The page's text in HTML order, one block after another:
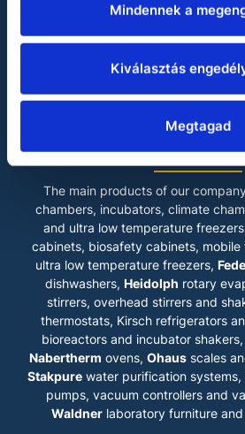
Mindennek a
Kiválasztás
Megtagad
Heidolph
Julabo
Miele
Waldner
LABOKRAFT
The main products of our
chambers, incubators, climate
and ultra low temperature
cabinets, biosafety cabinets,
ultra low temperature freezers,
dishwashers, Heidolph rotary
stirrers, overhead stirrers and
thermostats, Kirsch refrigerators
bioreactors and incubator
Nabertherm ovens, Ohausscales
Stakpure water purification systems,
pumps, vacuum controllers and
Waldnerlaboratory furniture